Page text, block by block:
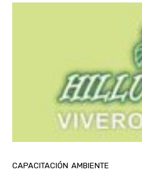
CAPACITACIÓN AMBIENTE